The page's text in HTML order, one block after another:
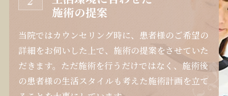
施術の提案
当院ではカウンセリング時に、患者様のご希望の
詳細をお伺いした上で、施術の提案をさせていた
だきます。ただ施術を行うだけではなく、施術後
の患者様の生活スタイルも考えた施術計画を立て